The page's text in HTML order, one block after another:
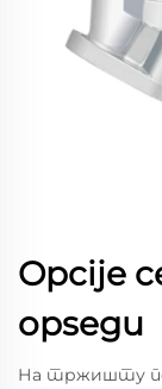
Opcije
opsegu
На тржишту